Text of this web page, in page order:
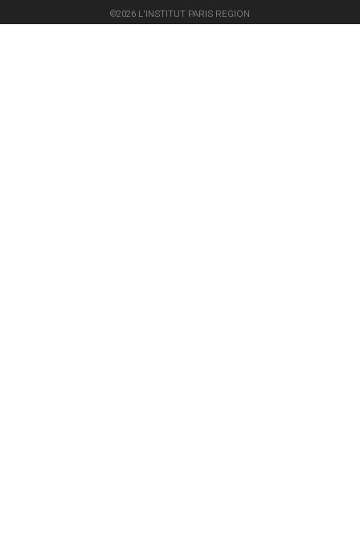
©2026 L'INSTITUT PARIS REGION